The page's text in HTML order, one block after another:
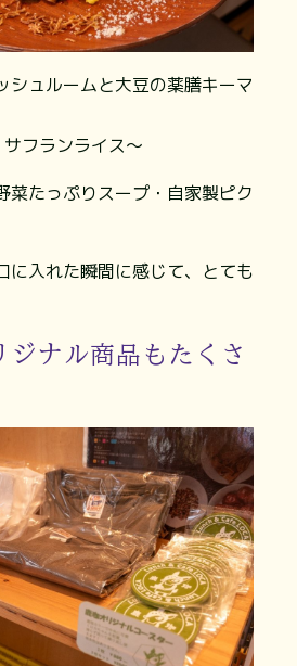
シュルームと大豆の薬膳キーマ
フランライス～
菜たっぷりスープ・自家製ピク
に入れた瞬間に感じて、とても
ジナル商品もたくさ